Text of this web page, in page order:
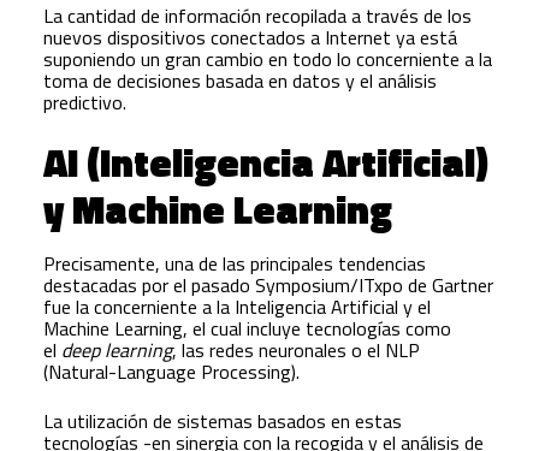
La cantidad de información recopilada a través de los
nuevos dispositivos conectados a Internet ya está
suponiendo un gran cambio en todo lo concerniente a la
toma de decisiones basada en datos y el análisis
predictivo.
AI (Inteligencia Artificial)
y Machine Learning
Precisamente, una de las principales tendencias
destacadas por el pasado Symposium/ITxpo de Gartner
fue la concerniente a la Inteligencia Artificial y el
Machine Learning, el cual incluye tecnologías como
el deep learning, las redes neuronales o el NLP
(Natural-Language Processing).
La utilización de sistemas basados en estas
tecnologías -en sinergia con la recogida y el análisis de